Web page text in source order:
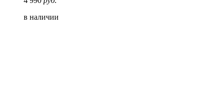
в наличии